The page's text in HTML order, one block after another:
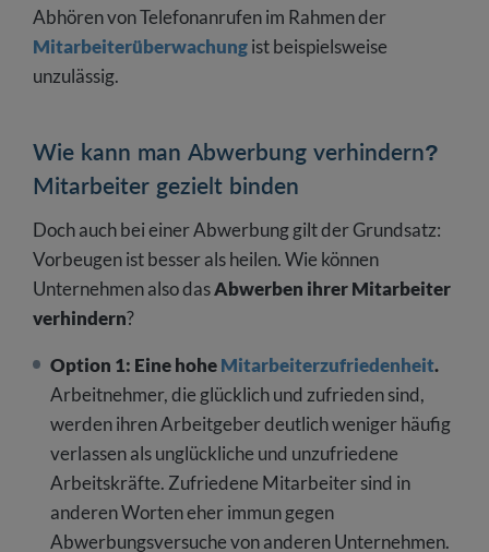
Abhören von Telefonanrufen im Rahmen der
Mitarbeiterüberwachungist beispielsweise
unzulässig.
Wie kann man Abwerbung verhindern?
Mitarbeiter gezielt binden
Doch auch bei einer Abwerbung gilt der Grundsatz:
Vorbeugen ist besser als heilen. Wie können
Unternehmen also dasAbwerben ihrer Mitarbeiter
verhindern?
Option 1: Eine hoheMitarbeiterzufriedenheit.
Arbeitnehmer, die glücklich und zufrieden sind,
werden ihren Arbeitgeber deutlich weniger häufig
verlassen als unglückliche und unzufriedene
Arbeitskräfte. Zufriedene Mitarbeiter sind in
anderen Worten eher immun gegen
Abwerbungsversuche von anderen Unternehmen.